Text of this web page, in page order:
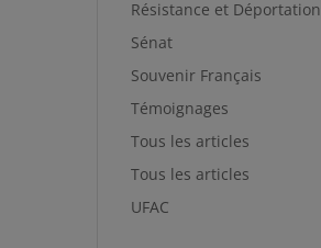
Résistance et Déportation
Sénat
Souvenir Français
Témoignages
Tous les articles
Tous les articles
UFAC